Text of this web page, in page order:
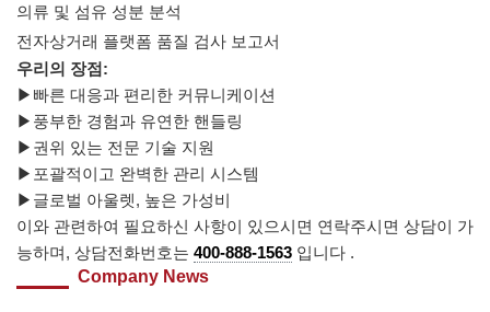
의류 및 섬유 성분 분석
전자상거래 플랫폼 품질 검사 보고서
우리의 장점:
▶빠른 대응과 편리한 커뮤니케이션
▶풍부한 경험과 유연한 핸들링
▶권위 있는 전문 기술 지원
▶포괄적이고 완벽한 관리 시스템
▶글로벌 아울렛, 높은 가성비
이와 관련하여 필요하신 사항이 있으시면 연락주시면 상담이 가
능하며, 상담전화번호는 400-888-1563 입니다 .
Company News